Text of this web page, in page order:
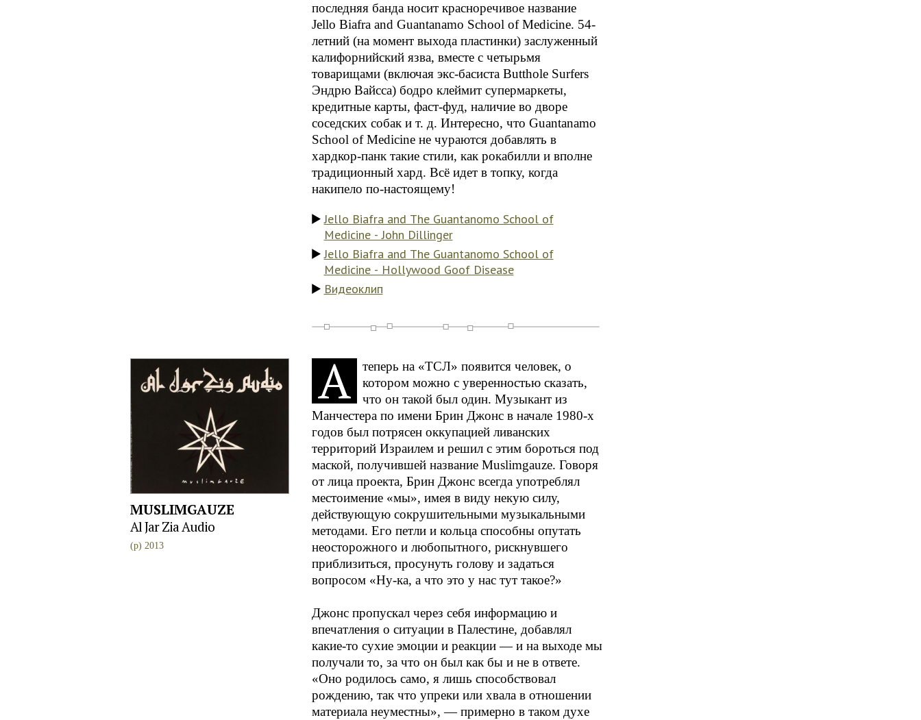
последняя банда носит красноречивое название
Jello Biafra and Guantanamo School of Medicine. 54-
летний (на момент выхода пластинки) заслуженный
калифорнийский язва, вместе с четырьмя
товарищами (включая экс-басиста Butthole Surfers
Эндрю Вайсса) бодро клеймит супермаркеты,
кредитные карты, фаст-фуд, наличие во дворе
соседских собак и т. д. Интересно, что Guantanamo
School of Medicine не чураются добавлять в
хардкор-панк такие стили, как рокабилли и вполне
традиционный хард. Всё идет в топку, когда
накипело по-настоящему!
Jello Biafra and The Guantanomo School of
Medicine - John Dillinger
Jello Biafra and The Guantanomo School of
Medicine - Hollywood Goof Disease
Видеоклип
MUSLIMGAUZE
Al Jar Zia Audio
(p) 2013
А
теперь на «ТСЛ» появится человек, о
котором можно с уверенностью сказать,
что он такой был один. Музыкант из
Манчестера по имени Брин Джонс в начале 1980-х
годов был потрясен оккупацией ливанских
территорий Израилем и решил с этим бороться под
маской, получившей название Muslimgauze. Говоря
от лица проекта, Брин Джонс всегда употреблял
местоимение «мы», имея в виду некую силу,
действующую сокрушительными музыкальными
методами. Его петли и кольца способны опутать
неосторожного и любопытного, рискнувшего
приблизиться, просунуть голову и задаться
вопросом «Ну-ка, а что это у нас тут такое?»
Джонс пропускал через себя информацию и
впечатления о ситуации в Палестине, добавлял
какие-то сухие эмоции и реакции — и на выходе мы
получали то, за что он был как бы и не в ответе.
«Оно родилось само, я лишь способствовал
рождению, так что упреки или хвала в отношении
материала неуместны», — примерно в таком духе